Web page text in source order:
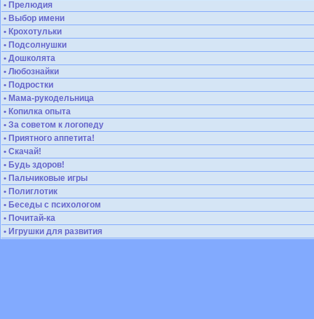
• Прелюдия
• Выбор имени
• Крохотульки
• Подсолнушки
• Дошколята
• Любознайки
• Подростки
• Мама-рукодельница
• Копилка опыта
• За советом к логопеду
• Приятного аппетита!
• Скачай!
• Будь здоров!
• Пальчиковые игры
• Полиглотик
• Беседы с психологом
• Почитай-ка
• Игрушки для развития